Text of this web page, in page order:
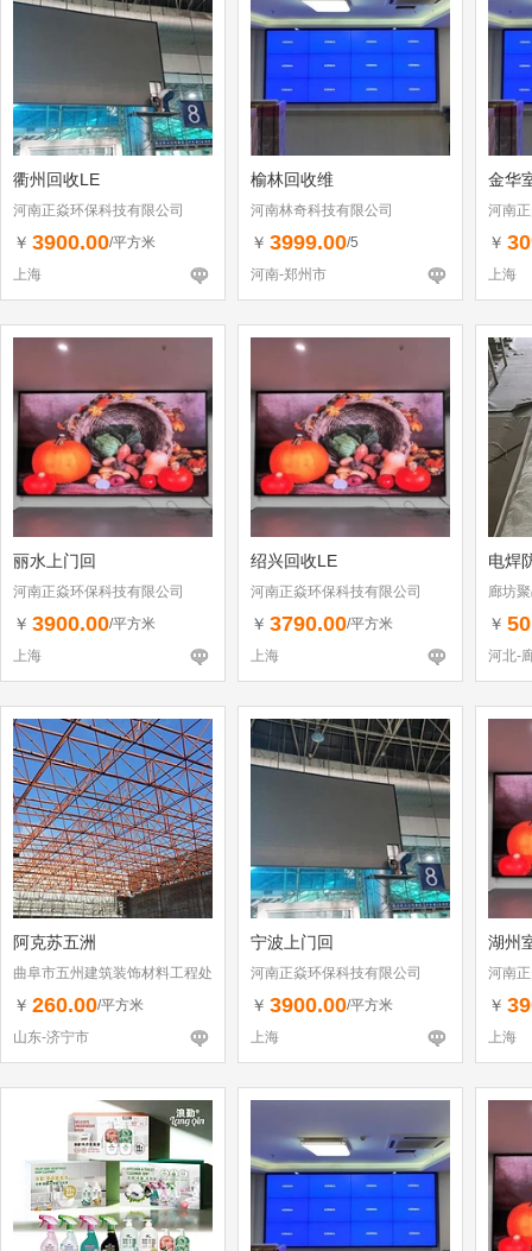
衢州回收LE
河南正焱环保科技有限公司
￥ 3900.00/平方米
上海
榆林回收维
河南林奇科技有限公司
￥ 3999.00/5
河南-郑州市
金华
河南
￥
上海
丽水上门回
河南正焱环保科技有限公司
￥ 3900.00/平方米
上海
绍兴回收LE
河南正焱环保科技有限公司
￥ 3790.00/平方米
上海
电焊
廊坊
￥
河北-
阿克苏五洲
曲阜市五州建筑装饰材料工程处
￥ 260.00/平方米
山东-济宁市
宁波上门回
河南正焱环保科技有限公司
￥ 3900.00/平方米
上海
湖州
河南
￥
上海